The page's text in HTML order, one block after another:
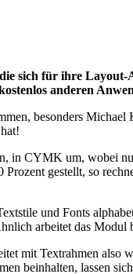
sich für ihre
anderen
besonders
in CYMK um, wobei
gestellt, so
und Fonts
arbeitet das Modul
mit Textrahmen
beinhalten, lassen